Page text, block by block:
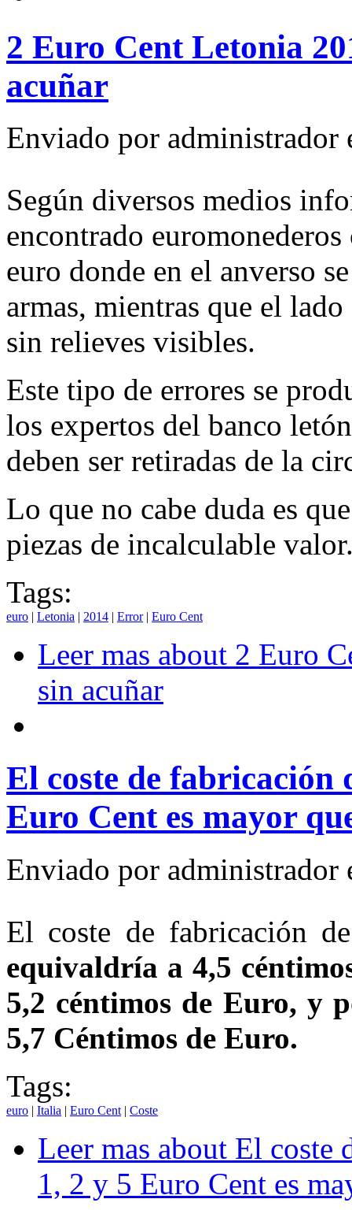
2 Euro Cent Letonia
acuñar
Enviado por administrador
Según diversos medios
encontrado
euro donde en el anverso
armas, mientras que el
sin relieves visibles.
Este tipo de errores se
los expertos del banco
deben ser retiradas de la
Lo que no cabe duda es
piezas de incalculable
Tags:
euro | Letonia | 2014 | Error| Euro Cent
Leer mas about 2 Euro
sin acuñar
El coste de fabricación
Euro Cent es mayor
Enviado por administrador
El coste de fabricación
equivaldría a 4,5
5,2 céntimos de Euro, y
5,7 Céntimos de Euro.
Tags:
euro | Italia | Euro Cent | Coste
Leer mas about El coste
1, 2 y 5 Euro Cent es